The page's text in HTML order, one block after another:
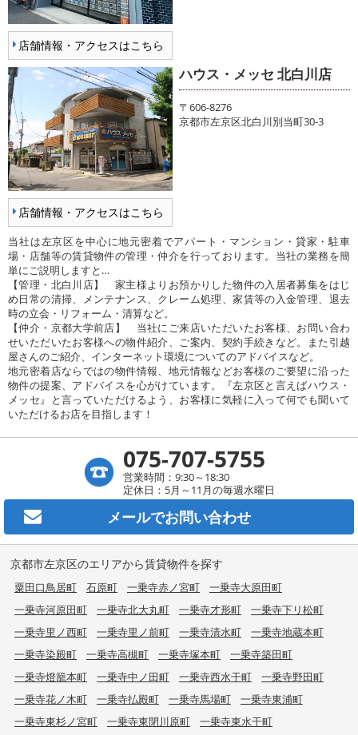
店舗情報・アクセスはこちら
店舗情報・アクセスはこちら
ハウス・メッセ 北白川店
〒606-8276
京都市左京区北白川別当町30-3
当社は左京区を中心に地元密着でアパート・マンション・貸家・駐車
場・店舗等の賃貸物件の管理・仲介を行っております。当社の業務を簡
単にご説明しますと…
【管理・北白川店】 家主様よりお預かりした物件の入居者募集をはじ
め日常の清掃、メンテナンス、クレーム処理、家賃等の入金管理、退去
時の立会・リフォーム・清算など。
【仲介・京都大学前店】 当社にご来店いただいたお客様、お問い合わ
せいただいたお客様への物件紹介、ご案内、契約手続きなど。また引越
屋さんのご紹介、インターネット環境についてのアドバイスなど。
地元密着店ならではの物件情報、地元情報などお客様のご要望に沿った
物件の提案、アドバイスを心がけています。『左京区と言えばハウス・
メッセ』と言っていただけるよう、お客様に気軽に入って何でも聞いて
いただけるお店を目指します！
075-707-5755
営業時間：9:30～18:30
定休日：5月～11月の毎週水曜日
メールでお問い合わせ
京都市左京区のエリアから賃貸物件を探す
粟田口鳥居町 石原町 一乗寺赤ノ宮町
一乗寺大原田町
一乗寺河原田町
一乗寺北大丸町 一乗寺才形町
一乗寺下リ松町
一乗寺里ノ西町
一乗寺里ノ前町 一乗寺清水町
一乗寺地蔵本町
一乗寺染殿町
一乗寺高槻町 一乗寺塚本町
一乗寺築田町
一乗寺燈籠本町
一乗寺中ノ田町 一乗寺西水干町
一乗寺野田町
一乗寺花ノ木町
一乗寺払殿町 一乗寺馬場町
一乗寺東浦町
一乗寺東杉ノ宮町
一乗寺東閉川原町
一乗寺東水干町